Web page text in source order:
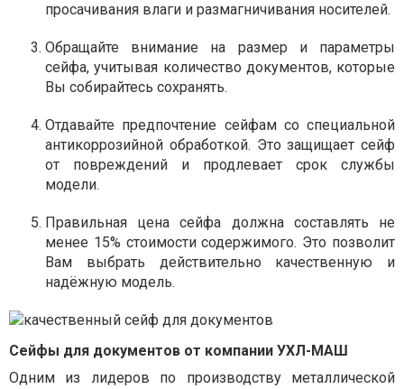
просачивания влаги и размагничивания носителей.
Обращайте внимание на размер и параметры
сейфа, учитывая количество документов, которые
Вы собирайтесь сохранять.
Отдавайте предпочтение сейфам со специальной
антикоррозийной обработкой. Это защищает сейф
от повреждений и продлевает срок службы
модели.
Правильная цена сейфа должна составлять не
менее 15% стоимости содержимого. Это позволит
Вам выбрать действительно качественную и
надёжную модель.
Сейфы для документов от компании УХЛ-МАШ
Одним из лидеров по производству металлической